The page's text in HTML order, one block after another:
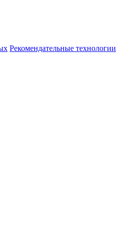
Рекомендательные технологии